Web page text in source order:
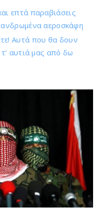
επτά παραβιάσεις
αεροσκάφη
Αυτά που θα δουν
αυτιά μας από δω